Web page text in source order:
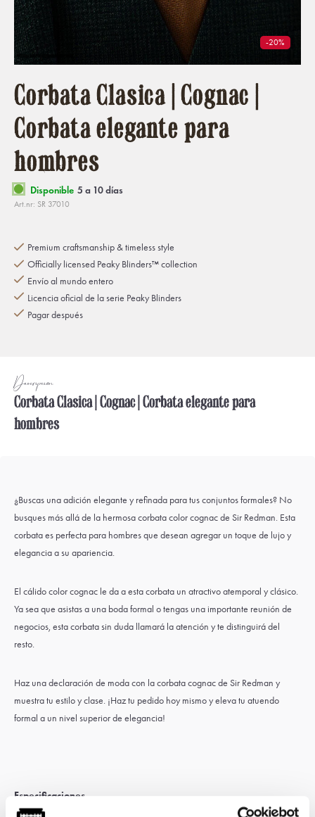
-20%
Corbata Clasica | Cognac |
Corbata elegante para
hombres
Disponible 5 a 10 días
Art.nr: SR 37010
Premium craftsmanship & timeless style
Officially licensed Peaky Blinders™ collection
Envío al mundo entero
Licencia oficial de la serie Peaky Blinders
Pagar después
Descripción
Corbata Clasica | Cognac | Corbata elegante para
hombres
¿Buscas una adición elegante y refinada para tus conjuntos formales? No
busques más allá de la hermosa corbata color cognac de Sir Redman. Esta
corbata es perfecta para hombres que desean agregar un toque de lujo y
elegancia a su apariencia.
El cálido color cognac le da a esta corbata un atractivo atemporal y clásico.
Ya sea que asistas a una boda formal o tengas una importante reunión de
negocios, esta corbata sin duda llamará la atención y te distinguirá del
resto.
Haz una declaración de moda con la corbata cognac de Sir Redman y
muestra tu estilo y clase. ¡Haz tu pedido hoy mismo y eleva tu atuendo
formal a un nivel superior de elegancia!
Especificaciones